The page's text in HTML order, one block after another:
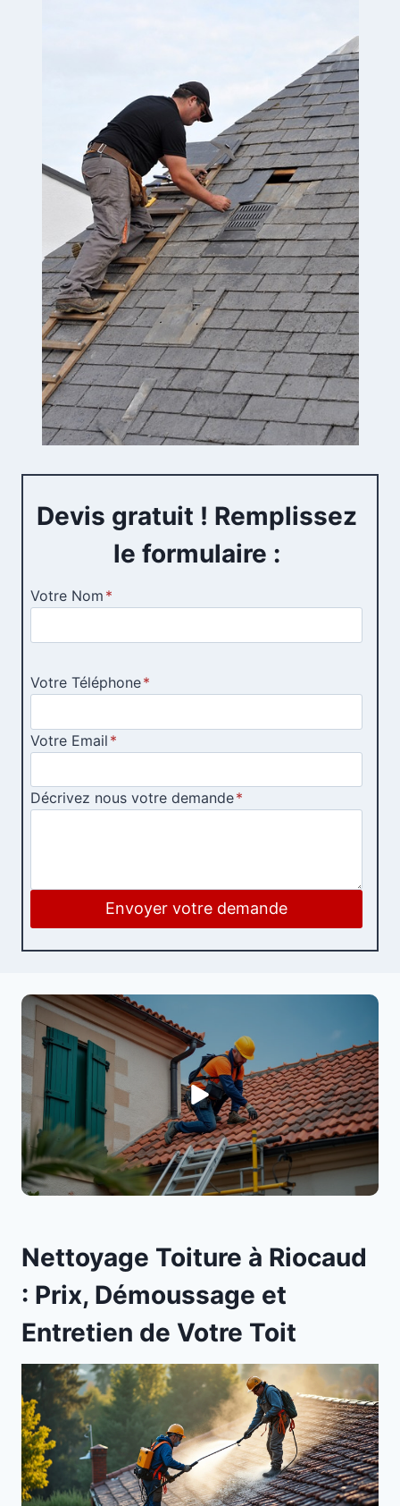
Devis gratuit ! Remplissez
le formulaire :
Votre Nom *
Votre Téléphone*
Votre Email *
Décrivez nous votre demande*
Envoyer votre demande
Nettoyage Toiture à Riocaud
: Prix, Démoussage et
Entretien de Votre Toit